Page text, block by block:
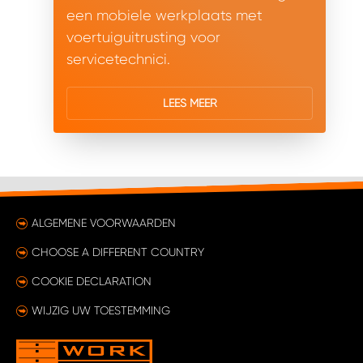
een mobiele werkplaats met
voertuiguitrusting voor
servicetechnici.
LEES MEER
ALGEMENE VOORWAARDEN
CHOOSE A DIFFERENT COUNTRY
COOKIE DECLARATION
WIJZIG UW TOESTEMMING